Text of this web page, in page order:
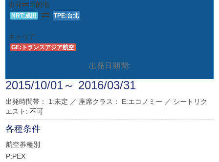
出発 目的地
NRT:成田 TPE:台北
キャリア
GE:トランスアジア航空
出発日期間:
2015/10/01～ 2016/03/31
出発時間帯： 1:未定 ／ 座席クラス： E:エコノミー ／ シートリク
エスト: 不可
各種条件
航空券種別
P:PEX